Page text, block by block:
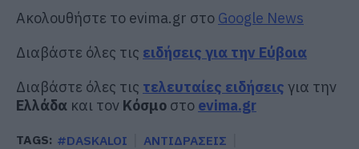
Ακολουθήστε το evima.gr στο Google News
Διαβάστε όλες τις ειδήσεις για την Εύβοια
Διαβάστε όλες τις τελευταίες ειδήσεις για την
Ελλάδα και τον Κόσμο στο evima.gr
TAGS: #DASKALOI
ΑΝΤΙΔΡΑΣΕΙΣ